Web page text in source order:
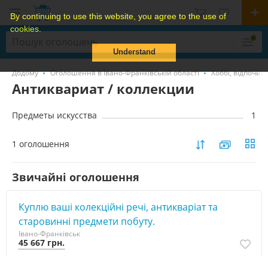
By continuing to use this website, you agree to the use of
cookies.
Understand
Додому Оголошення в Івано-Франківській області Хоббі,
Антиквариат / коллекции
Предметы искусства 1
1 оголошення
Звичайні оголошення
Куплю ваші колекційні речі, антикваріат та
старовинні предмети побуту.
Івано-Франківськ
45 667 грн.